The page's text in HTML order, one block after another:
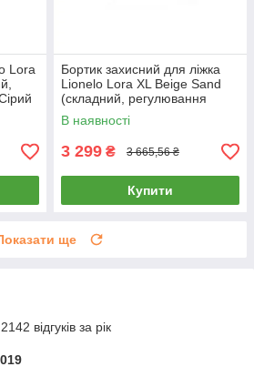
Lora
Бортик захисний для ліжка
Lionelo Lora XL Beige Sand
(складний, регулювання
бортика) Бежевий
В наявності
3 299 ₴ 3 665,56 ₴
Купити
ще
відгуків за рік